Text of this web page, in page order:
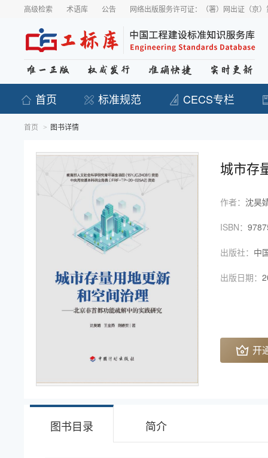
高级检索 术语库 公告 网络出版服务许可证：（署）网出证（京
首页 标准规范 CECS专栏
首页 > 图书详情
城市存
作者： 沈昊
ISBN：
出版社： 中
出版日期：
开
图书目录 简介